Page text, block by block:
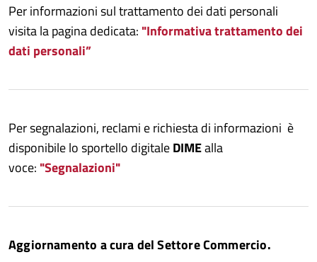
Per informazioni sul trattamento dei dati personali
visita la pagina dedicata: "Informativa trattamento dei
dati personali”
Per segnalazioni, reclami e richiesta di informazioni è
disponibile lo sportello digitaleDIMEalla
voce: "Segnalazioni"
Aggiornamento a cura del Settore Commercio.